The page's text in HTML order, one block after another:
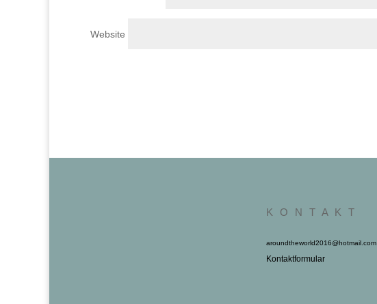
Website
K O N T A K T
aroundtheworld2016@hotmail.com
Kontaktformular